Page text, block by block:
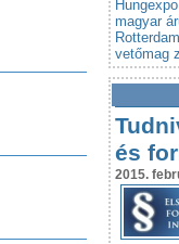
Hungexpo
magyar
Rotterdam
vetőmag
és
2015.